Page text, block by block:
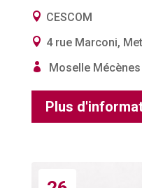
CESCOM
4 rue Marconi,
Moselle
Plus